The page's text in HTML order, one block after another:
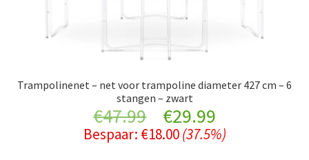
Trampolinenet – net voor trampoline diameter 427 cm – 6
stangen – zwart
€47.99
Original
price
€29.99Current
price
Bespaar: €18.00 (37.5%)